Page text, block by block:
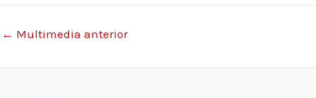
← Multimedia anterior